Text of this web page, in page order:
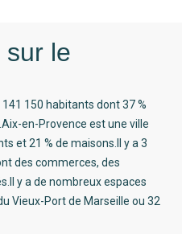
sur le
150 habitants dont 37 %
en-Provence est une ville
et 21 % de maisons.Il y a 3
des commerces, des
y a de nombreux espaces
Vieux-Port de Marseille ou 32